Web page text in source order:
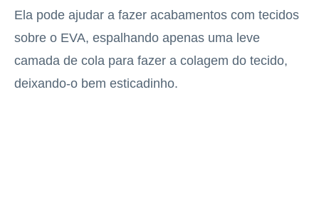
Ela pode ajudar a fazer acabamentos com tecidos
sobre o EVA, espalhando apenas uma leve
camada de cola para fazer a colagem do tecido,
deixando-o bem esticadinho.